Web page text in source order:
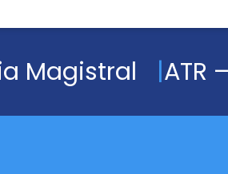
Magistral ATR